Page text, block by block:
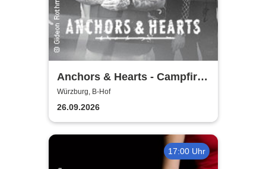
Anchors & Hearts - Campfire
Chronicles Tour 2026
Würzburg, B-Hof
26.09.2026
17:00 Uhr